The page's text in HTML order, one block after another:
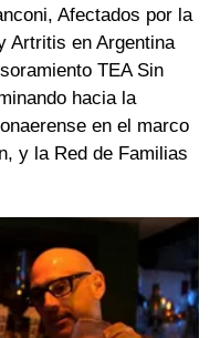
Afectados por la
Artritis en Argentina
TEA Sin
hacia la
en el marco
y la Red de Familias